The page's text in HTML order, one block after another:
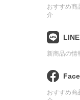
おすすめ商
介
LINE
新商品の情
おすすめ商